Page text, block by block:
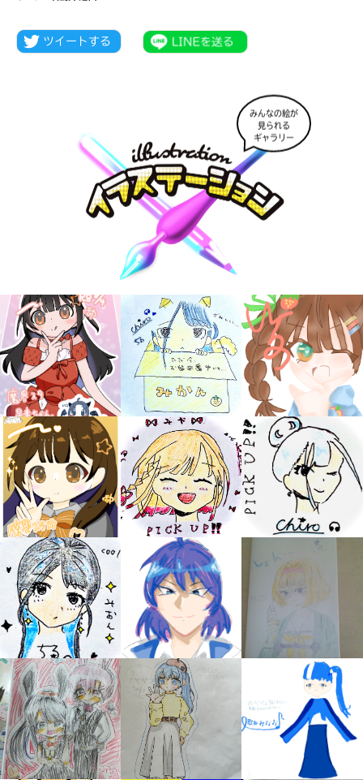
大人気
シリーズに
出会える
キミノラジオ配信中！
いろんな動画が
みんなの絵が
見られる
ギャラリー